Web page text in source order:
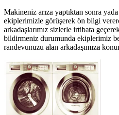
Makineniz arıza yaptıktan sonra
ekiplerimizle görüşerek ön bilgi
arkadaşlarımız sizlerle irtibata
bildirmeniz durumunda ekiplerimiz
randevunuzu alan arkadaşımıza